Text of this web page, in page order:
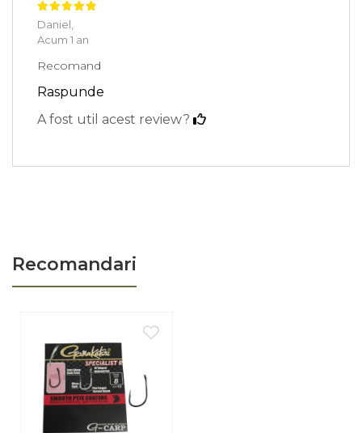
Material:
Caracteristici:
Cantitate:10 bucăți/plic
Acest model se adresează pescarilor de crap și, ocazional, celor
nodul este esențială pentru a preveni deteriorarea
folosirea unor modele cu sârmă mai groasă sau cu vârfuri mai
rezistente la tocire.
Daniel,
Acum 1 an
Recomand
Raspunde
A fost util acest review?
Recomandari